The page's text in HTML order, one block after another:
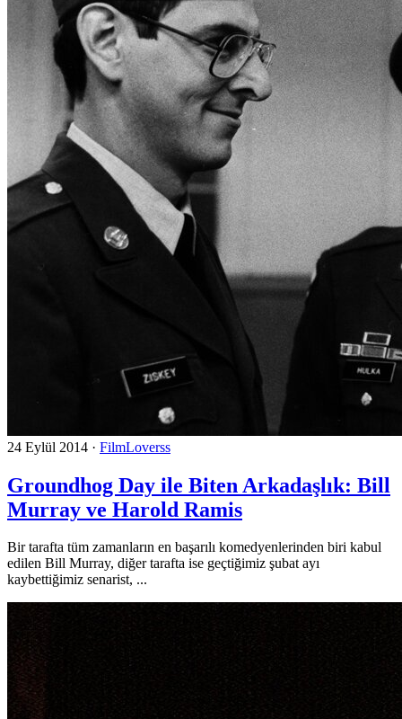
24 Eylül 2014 · FilmLoverss
Groundhog Day ile Biten Arkadaşlık: Bill
Murray ve Harold Ramis
Bir tarafta tüm zamanların en başarılı komedyenlerinden biri kabul
edilen Bill Murray, diğer tarafta ise geçtiğimiz şubat ayı
kaybettiğimiz senarist, ...